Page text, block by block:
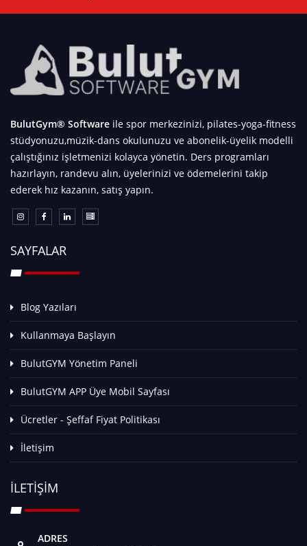
BulutGym® Software ile spor merkezinizi, pilates-yoga-fitness
stüdyonuzu,müzik-dans okulunuzu ve abonelik-üyelik modelli
çalıştığınız işletmenizi kolayca yönetin. Ders programları
hazırlayın, randevu alın, üyelerinizi ve ödemelerini takip
ederek hız kazanın, satış yapın.
SAYFALAR
Blog Yazıları
Kullanmaya Başlayın
BulutGYM Yönetim Paneli
BulutGYM APP Üye Mobil Sayfası
Ücretler - Şeffaf Fiyat Politikası
İletişim
İLETIŞIM
ADRES